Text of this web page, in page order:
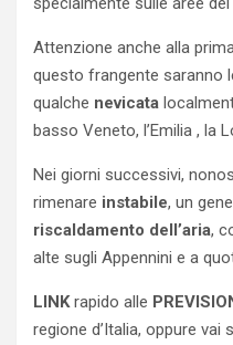
Attenzione anche alla
questo frangente saranno
qualche nevicata
basso Veneto, l’Emilia , la
Nei giorni successivi,
rimenare instabile, un
riscaldamento dell’aria,
alte sugli Appennini e a
LINKrapido alle
regione d’Italia, oppure vai